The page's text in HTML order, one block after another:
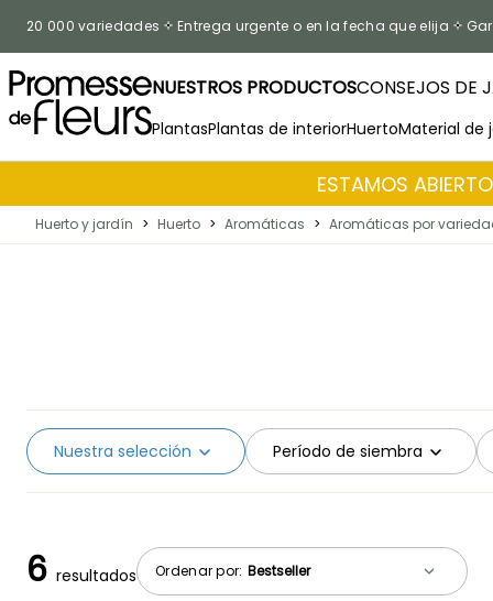
20 000 variedades Entrega urgente o en la fecha que elija
NUESTROS PRODUCTOSCONSEJOS DE
PlantasPlantas de interiorHuertoMaterial de
ESTAMOS
Huerto y jardín > Huerto > Aromáticas > Aromáticas por
Período de siembra
Nuestra selección
Ordenar por:
6 resultados